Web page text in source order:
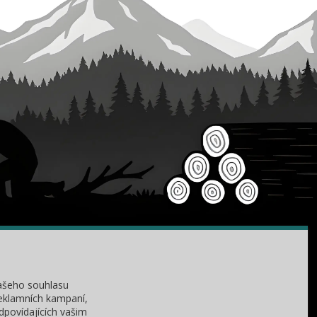
+420 735 060 350
(Po-Čt, 8-11, 13-15 hod.)
souhlasu
kampaní,
vašim